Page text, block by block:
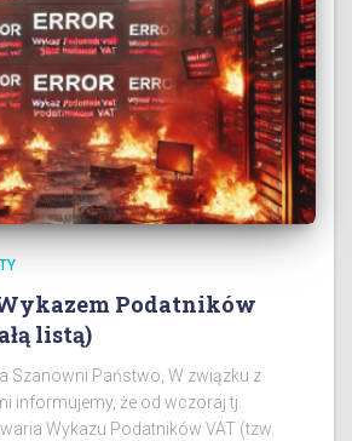
Podatników
listą)
Szanowni Państwo, W związku z
informujemy, że od wczoraj tj.
Wykazu Podatników VAT (tzw.